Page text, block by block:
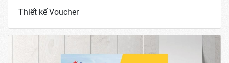
Thiết kế Voucher